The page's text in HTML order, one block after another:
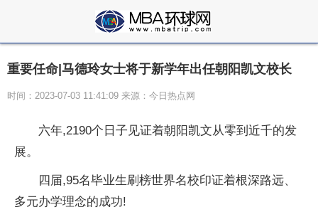
重要任命|马德玲女士将于新学年出任朝阳凯文校长
时间：2023-07-03 11:41:09 来源：今日热点网
六年,2190个日子见证着朝阳凯文从零到 近千的发
展。
四届,95名毕业生刷榜世界名校印证着根深路远、
多元办学理念的成功!